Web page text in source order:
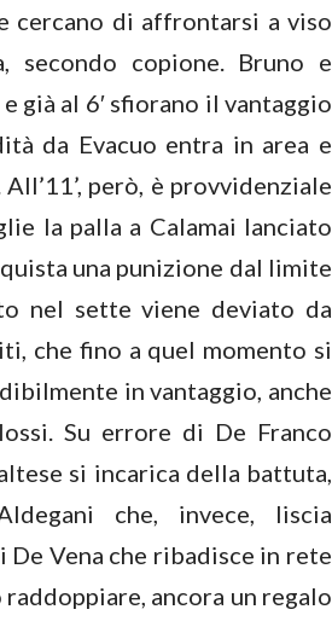
cercano di affrontarsi a viso
copione. Bruno e
già al 6′ sfiorano il vantaggio
da Evacuo entra in area e
però, è provvidenziale
la palla a Calamai lanciato
una punizione dal limite
nel sette viene deviato da
che fino a quel momento si
in vantaggio, anche
Su errore di De Franco
si incarica della battuta,
che, invece, liscia
Vena che ribadisce in rete
ancora un regalo